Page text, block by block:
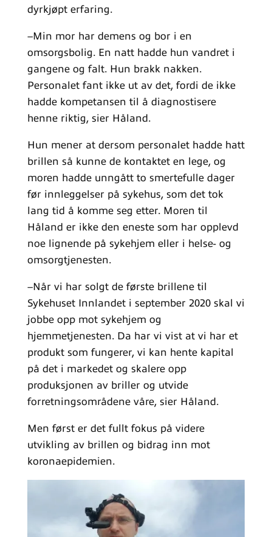
dyrkjøpt erfaring.
–Min mor har demens og bor i en
omsorgsbolig. En natt hadde hun vandret i
gangene og falt. Hun brakk nakken.
Personalet fant ikke ut av det, fordi de ikke
hadde kompetansen til å diagnostisere
henne riktig, sier Håland.
Hun mener at dersom personalet hadde hatt
brillen så kunne de kontaktet en lege, og
moren hadde unngått to smertefulle dager
før innleggelser på sykehus, som det tok
lang tid å komme seg etter. Moren til
Håland er ikke den eneste som har opplevd
noe lignende på sykehjem eller i helse- og
omsorgtjenesten.
–Når vi har solgt de første brillene til
Sykehuset Innlandet i september 2020 skal vi
jobbe opp mot sykehjem og
hjemmetjenesten. Da har vi vist at vi har et
produkt som fungerer, vi kan hente kapital
på det i markedet og skalere opp
produksjonen av briller og utvide
forretningsområdene våre, sier Håland.
Men først er det fullt fokus på videre
utvikling av brillen og bidrag inn mot
koronaepidemien.